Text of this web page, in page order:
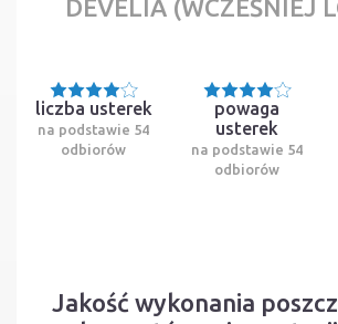
DEVELIA (WCZEŚNIEJ
liczba usterek
na podstawie 54
odbiorów
powaga
usterek
na podstawie 54
odbiorów
Jakość wykonania